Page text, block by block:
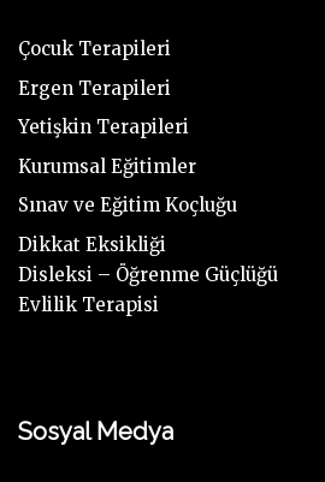
Çocuk Terapileri
Ergen Terapileri
Yetişkin Terapileri
Kurumsal Eğitimler
Sınav ve Eğitim Koçluğu
Dikkat Eksikliği
Disleksi – Öğrenme Güçlüğü
Evlilik Terapisi
Sosyal Medya